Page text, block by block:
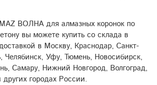
ВОЛНА для алмазных коронок по
вы можете купить со склада в
в Москву, Краснодар, Санкт-
Челябинск, Уфу, Тюмень, Новосибирск,
Самару, Нижний Новгород, Волгоград,
городах России.